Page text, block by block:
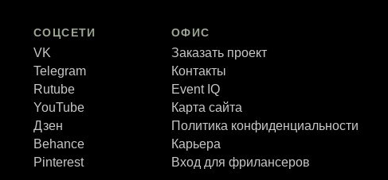
СОЦСЕТИ
VK
Telegram
Rutube
YouTube
Дзен
Behance
Pinterest
ОФИС
Заказать проект
Контакты
Event IQ
Карта сайта
Политика конфиденциальности
Карьера
Вход для фрилансеров